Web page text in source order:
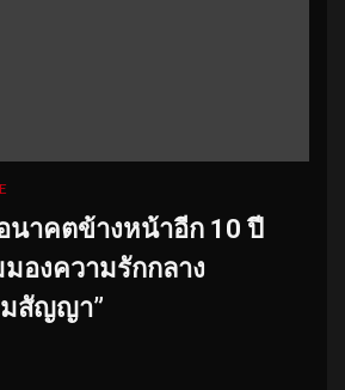
นาคตข้างหน้าอีก 10 ปี
องความรักกลาง
มสัญญา”